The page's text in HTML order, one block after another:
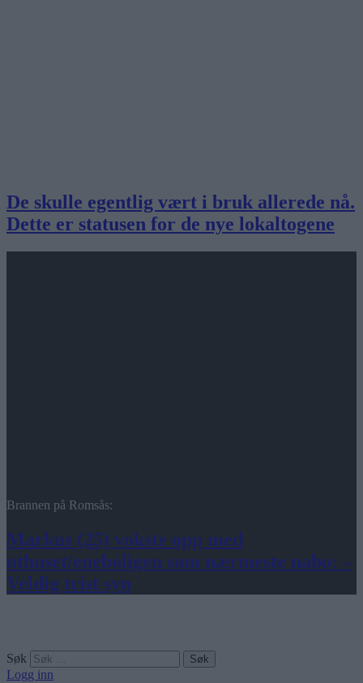
De skulle egentlig vært i bruk allerede nå.
Dette er statusen for de nye lokaltogene
Brannen på Romsås:
Markus (25) vokste opp med
uthuset/eneboligen som nærmeste nabo: –
Veldig trist syn
Søk
Logg inn